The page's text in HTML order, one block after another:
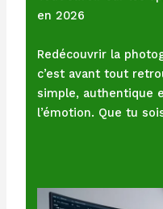
en 2026
Redécouvrir la
c’est avant tout
simple, authentique
l’émotion. Que tu